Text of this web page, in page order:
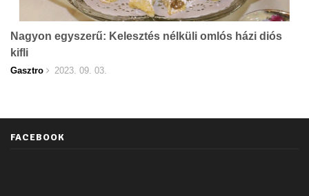
Nagyon egyszerű: Kelesztés nélküli omlós házi diós
kifli
Gasztro 2023. 09. 03.
FACEBOOK